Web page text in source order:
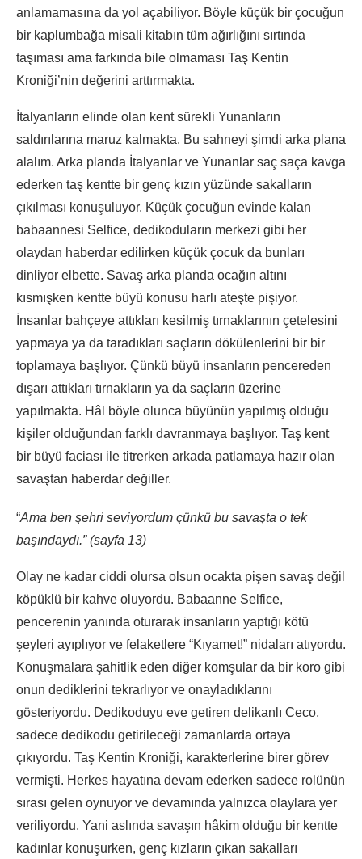
anlamamasına da yol açabiliyor. Böyle küçük bir çocuğun
bir kaplumbağa misali kitabın tüm ağırlığını sırtında
taşıması ama farkında bile olmaması Taş Kentin
Kroniği’nin değerini arttırmakta.
İtalyanların elinde olan kent sürekli Yunanların
saldırılarına maruz kalmakta. Bu sahneyi şimdi arka plana
alalım. Arka planda İtalyanlar ve Yunanlar saç saça kavga
ederken taş kentte bir genç kızın yüzünde sakalların
çıkılması konuşuluyor. Küçük çocuğun evinde kalan
babaannesi Selfice, dedikoduların merkezi gibi her
olaydan haberdar edilirken küçük çocuk da bunları
dinliyor elbette. Savaş arka planda ocağın altını
kısmışken kentte büyü konusu harlı ateşte pişiyor.
İnsanlar bahçeye attıkları kesilmiş tırnaklarının çetelesini
yapmaya ya da taradıkları saçların dökülenlerini bir bir
toplamaya başlıyor. Çünkü büyü insanların pencereden
dışarı attıkları tırnakların ya da saçların üzerine
yapılmakta. Hâl böyle olunca büyünün yapılmış olduğu
kişiler olduğundan farklı davranmaya başlıyor. Taş kent
bir büyü faciası ile titrerken arkada patlamaya hazır olan
savaştan haberdar değiller.
“Ama ben şehri seviyordum çünkü bu savaşta o tek
başındaydı.” (sayfa 13)
Olay ne kadar ciddi olursa olsun ocakta pişen savaş değil
köpüklü bir kahve oluyordu. Babaanne Selfice,
pencerenin yanında oturarak insanların yaptığı kötü
şeyleri ayıplıyor ve felaketlere “Kıyamet!” nidaları atıyordu.
Konuşmalara şahitlik eden diğer komşular da bir koro gibi
onun dediklerini tekrarlıyor ve onayladıklarını
gösteriyordu. Dedikoduyu eve getiren delikanlı Ceco,
sadece dedikodu getirileceği zamanlarda ortaya
çıkıyordu. Taş Kentin Kroniği, karakterlerine birer görev
vermişti. Herkes hayatına devam ederken sadece rolünün
sırası gelen oynuyor ve devamında yalnızca olaylara yer
veriliyordu. Yani aslında savaşın hâkim olduğu bir kentte
kadınlar konuşurken, genç kızların çıkan sakalları